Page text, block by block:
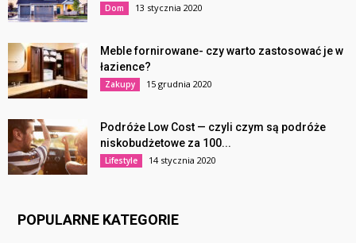
Dom 13 stycznia 2020
Meble fornirowane- czy warto zastosować je w
łazience?
Zakupy 15 grudnia 2020
Podróże Low Cost — czyli czym są podróże
niskobudżetowe za 100...
Lifestyle 14 stycznia 2020
POPULARNE KATEGORIE